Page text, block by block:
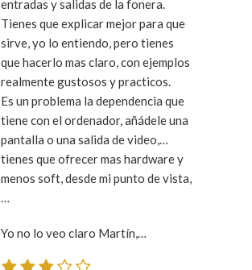
entradas y salidas de la fonera.
Tienes que explicar mejor para que
sirve, yo lo entiendo, pero tienes
que hacerlo mas claro, con ejemplos
realmente gustosos y practicos.
Es un problema la dependencia que
tiene con el ordenador, añádele una
pantalla o una salida de video,…
tienes que ofrecer mas hardware y
menos soft, desde mi punto de vista,
…
Yo no lo veo claro Martín,…